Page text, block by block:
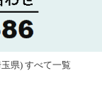
県) すべて一覧